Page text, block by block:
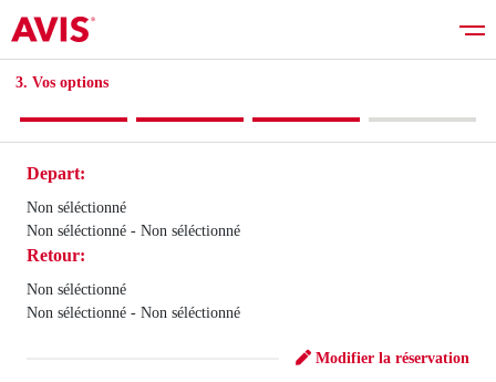
3. Vos options​
Depart:
Non séléctionné
Non séléctionné - Non séléctionné
Retour:
Non séléctionné
Non séléctionné - Non séléctionné
Modifier la réservation
Liste des véhicules